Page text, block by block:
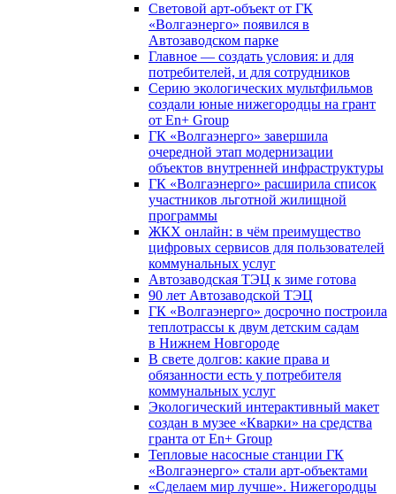
Световой арт-объект от ГК
«Волгаэнерго» появился в
Автозаводском парке
Главное — создать условия: и для
потребителей, и для сотрудников
Серию экологических мультфильмов
создали юные нижегородцы на грант
от En+ Group
ГК «Волгаэнерго» завершила
очередной этап модернизации
объектов внутренней инфраструктуры
ГК «Волгаэнерго» расширила список
участников льготной жилищной
программы
ЖКХ онлайн: в чём преимущество
цифровых сервисов для пользователей
коммунальных услуг
Автозаводская ТЭЦ к зиме готова
90 лет Автозаводской ТЭЦ
ГК «Волгаэнерго» досрочно построила
теплотрассы к двум детским садам
в Нижнем Новгороде
В свете долгов: какие права и
обязанности есть у потребителя
коммунальных услуг
Экологический интерактивный макет
создан в музее «Кварки» на средства
гранта от En+ Group
Тепловые насосные станции ГК
«Волгаэнерго» стали арт-объектами
«Сделаем мир лучше». Нижегородцы